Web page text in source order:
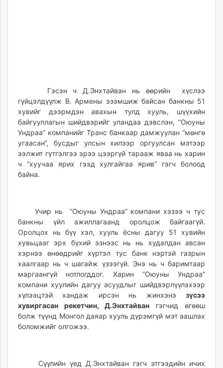
Гэсэн ч Д.Энхтайван нь өөрийн хүслээ
гүйцэлдүүлж В. Армены эзэмшиж байсан банкны 51
хувийг дээрмдэн авахын тулд хууль, шүүхийн
байгууллагын шийдвэрийг уландаа дэвслэн, “Оюуны
Ундраа” компанийг Транс банкаар дамжуулан “мөнгө
угаасан“, бусдыг улсын хилээр оргуулсан мэтээр
ээлжит гүтгэлгээ эрээ цээргүй тарааж яваа нь харин
ч “хуучаа ярих гээд хулгайгаа ярив” гэгч болоод
байна.
Учир нь “Оюуны Ундраа” компани хэзээ ч тус
банкны үйл ажиллагаанд оролцож байгаагүй.
Оролцох нь бүү хэл, хууль ёсны дагуу 51 хувийн
хувьцааг эрх бүхий эзнээс нь нь худалдан авсан
хэрнээ өнөөдрийг хүртэл тус банк нэртэй газрын
хаалгаар нь ч шагайж үзээгүй. Энэ нь ч баримтаар
маргаангүй нотлогддог. Харин “Оюуны Ундраа”
компани хуулийн дагуу асуудлыг шийдвэрлүүлэхээр
хүлээцтэй хандаж ирсэн нь жинхэнэ зүсээ
хувиргасан рекетчин, Д.Энхтайван гэгчид өгөөш
болж түүнд Монгол даяар хууль дүрэмгүй мэт аашлах
боломжийг олгожээ.
Сүүлийн үед Д.Энхтайван гэгч этгээдийн ичих